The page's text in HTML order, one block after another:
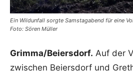
Ein Wildunfall sorgte Samstagabend für eine
Foto: Sören Müller
Grimma/Beiersdorf. Auf der
zwischen Beiersdorf und